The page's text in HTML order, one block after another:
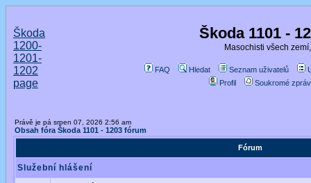
Škoda
1200-
1201-
1202
page
Škoda 1101 -
Masochisti všech
FAQ Hledat Seznam uživatelů
Profil
Soukromé
Právě je pá srpen 07, 2026 2:56 am
Obsah fóra Škoda 1101 - 1203 fórum
Fórum
Služební hlášení